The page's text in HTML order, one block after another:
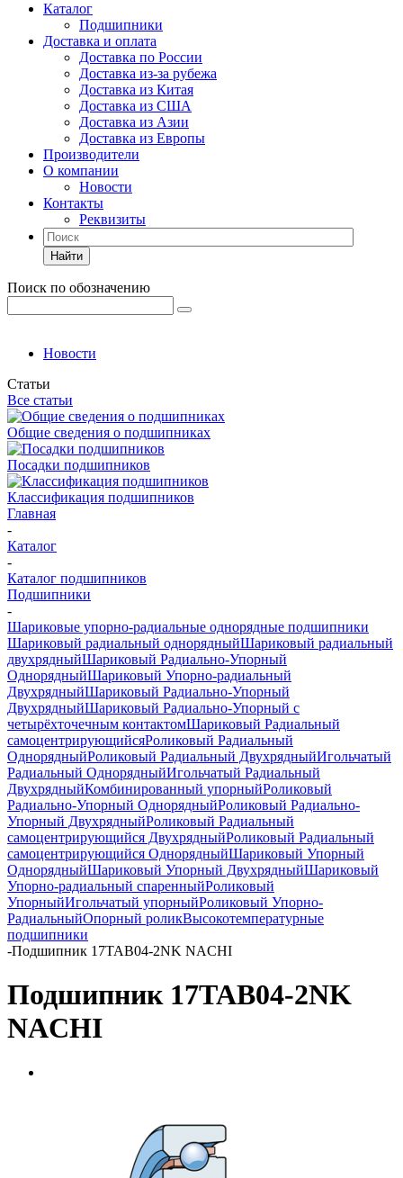
Каталог
Подшипники
Доставка и оплата
Доставка по России
Доставка из-за рубежа
Доставка из Китая
Доставка из США
Доставка из Азии
Доставка из Европы
Производители
О компании
Новости
Контакты
Реквизиты
Найти
Поиск по обозначению
Новости
Статьи
Все статьи
Общие сведения о подшипниках
Посадки подшипников
Классификация подшипников
Главная
-
Каталог
-
Каталог подшипников
Подшипники
-
Шариковые упорно-радиальные однорядные подшипники
Шариковый радиальный однорядныйШариковый радиальный
двухрядныйШариковый Радиально-Упорный
ОднорядныйШариковый Упорно-радиальный
ДвухрядныйШариковый Радиально-Упорный
ДвухрядныйШариковый Радиально-Упорный с
четырёхточечным контактомШариковый Радиальный
самоцентрирующийсяРоликовый Радиальный
ОднорядныйРоликовый Радиальный ДвухрядныйИгольчатый
Радиальный ОднорядныйИгольчатый Радиальный
ДвухрядныйКомбинированный упорныйРоликовый
Радиально-Упорный ОднорядныйРоликовый Радиально-
Упорный ДвухрядныйРоликовый Радиальный
самоцентрирующийся ДвухрядныйРоликовый Радиальный
самоцентрирующийся ОднорядныйШариковый Упорный
ОднорядныйШариковый Упорный ДвухрядныйШариковый
Упорно-радиальный спаренныйРоликовый
УпорныйИгольчатый упорныйРоликовый Упорно-
РадиальныйОпорный роликВысокотемпературные
подшипники
-Подшипник 17TAB04-2NK NACHI
Подшипник 17TAB04-2NK
NACHI